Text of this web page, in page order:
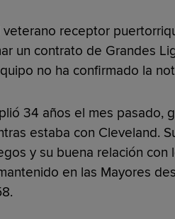
veterano receptor
un contrato de Grandes
no ha confirmado la
34 años el mes pasado,
estaba con Cleveland.
y su buena relación
en las Mayores